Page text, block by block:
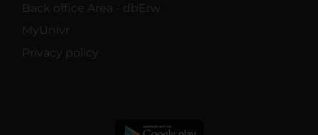
Back office Area - dbErw
MyUnivr
Privacy policy